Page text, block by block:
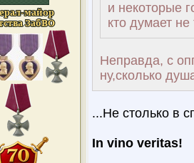
и некоторые
кто думает не
Неправда, с
ну,сколько
...Не столько в
In vino veritas!